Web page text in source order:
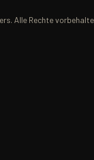
Alle Rechte